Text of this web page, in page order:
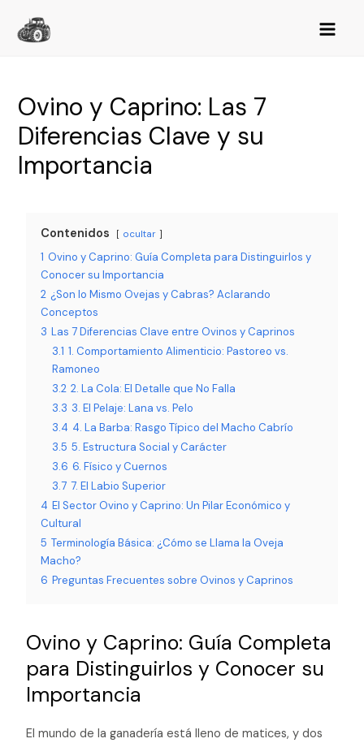
Ovino y Caprino: Las 7
Diferencias Clave y su
Importancia
Contenidos ocultar
1 Ovino y Caprino: Guía Completa para Distinguirlos y
Conocer su Importancia
2 ¿Son lo Mismo Ovejas y Cabras? Aclarando
Conceptos
3 Las 7 Diferencias Clave entre Ovinos y Caprinos
3.1 1. Comportamiento Alimenticio: Pastoreo vs.
Ramoneo
3.2 2. La Cola: El Detalle que No Falla
3.3 3. El Pelaje: Lana vs. Pelo
3.4 4. La Barba: Rasgo Típico del Macho Cabrío
3.5 5. Estructura Social y Carácter
3.6 6. Físico y Cuernos
3.7 7. El Labio Superior
4 El Sector Ovino y Caprino: Un Pilar Económico y
Cultural
5 Terminología Básica: ¿Cómo se Llama la Oveja
Macho?
6 Preguntas Frecuentes sobre Ovinos y Caprinos
Ovino y Caprino: Guía Completa
para Distinguirlos y Conocer su
Importancia
El mundo de la ganadería está lleno de matices, y dos